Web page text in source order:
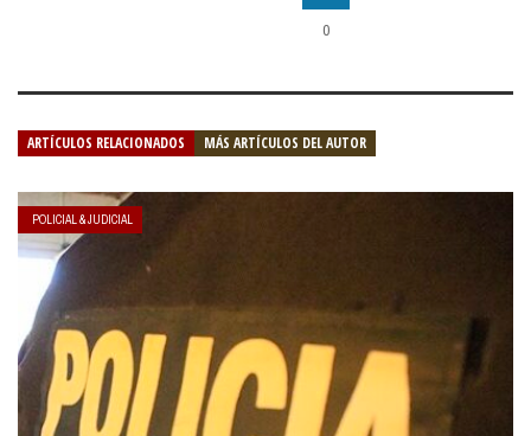
0
ARTÍCULOS RELACIONADOS MÁS ARTÍCULOS DEL AUTOR
POLICIAL & JUDICIAL